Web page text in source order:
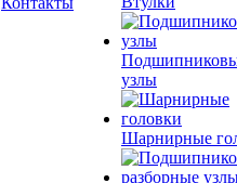
узлы
Шарнирные